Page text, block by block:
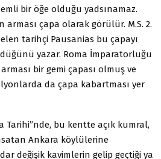
bir öğe olduğu yadsınamaz.
çapa olarak görülür. M.S. 2.
tarihçi Pausanias bu çapayı
yazar. Roma İmparatorluğu
bir gemi çapası olmuş ve
da çapa kabartması yer
Tarihi”nde, bu kentte açık kumral,
Ankara köylülerine
değişik kavimlerin gelip geçtiği ya